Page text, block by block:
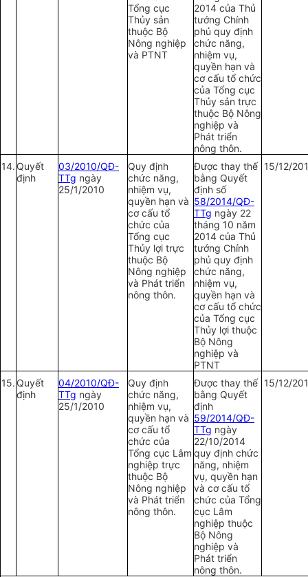
Tổng cục
Thủy sản
thuộc Bộ
Nông nghiệp
và PTNT
2014 của Thủ
tướng Chính
phủ quy định
chức năng,
nhiệm vụ,
quyền hạn và
cơ cấu tổ chức
của Tổng cục
Thủy sản trực
thuộc Bộ Nông
nghiệp và
Phát triển
nông thôn.
14. Quyết
định
03/2010/QĐ-
TTg ngày
25/1/2010
Quy định
chức năng,
nhiệm vụ,
quyền hạn và
cơ cấu tổ
chức của
Tổng cục
Thủy lợi trực
thuộc Bộ
Nông nghiệp
và Phát triển
nông thôn.
Được thay thế
bằng Quyết
định số
58/2014/QĐ-
TTg ngày 22
tháng 10 năm
2014 của Thủ
tướng Chính
phủ quy định
chức năng,
nhiệm vụ,
quyền hạn và
cơ cấu tổ chức
của Tổng cục
Thủy lợi thuộc
Bộ Nông
nghiệp và
PTNT
15/12/
15. Quyết
định
04/2010/QĐ-
TTg ngày
25/1/2010
Quy định
chức năng,
nhiệm vụ,
quyền hạn và
cơ cấu tổ
chức của
Tổng cục Lâm
nghiệp trực
thuộc Bộ
Nông nghiệp
và Phát triển
nông thôn.
Được thay thế
bằng Quyết
định
59/2014/QĐ-
TTg ngày
22/10/2014
quy định chức
năng, nhiệm
vụ, quyền hạn
và cơ cấu tổ
chức của Tổng
cục Lâm
nghiệp thuộc
Bộ Nông
nghiệp và
Phát triển
nông thôn.
15/12/